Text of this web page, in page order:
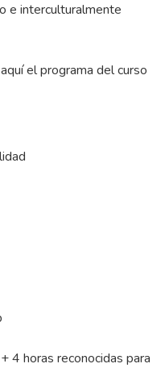
e interculturalmente
el programa del curso
4 horas reconocidas para